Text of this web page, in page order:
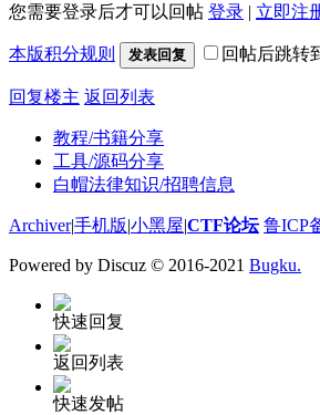
您需要登录后才可以回帖 登录 | 立即注
本版积分规则 发表回复 回帖后跳转
回复楼主 返回列表
教程/书籍分享
工具/源码分享
白帽法律知识/招聘信息
Archiver|手机版|小黑屋|CTF论坛 鲁ICP
Powered by Discuz © 2016-2021 Bugku.
快速回复
返回列表
快速发帖